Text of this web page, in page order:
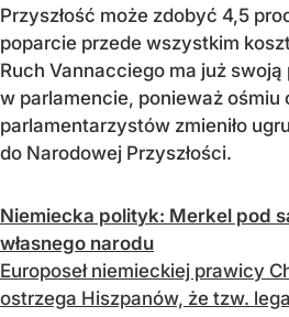
Przyszłość może zdobyć 4,5
poparcie przede wszystkim
Ruch Vannacciego ma już
w parlamencie, ponieważ ośmiu
parlamentarzystów zmieniło
do Narodowej Przyszłości.
Niemiecka polityk: Merkel pod
własnego narodu
Europoseł niemieckiej prawicy
ostrzega Hiszpanów, że tzw.